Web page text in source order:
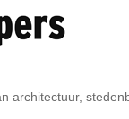
architectuur,